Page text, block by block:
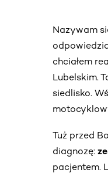
Nazywam
chciałem
Lubelskim.
siedlisko.
Tuż przed
diagnozę:
pacjentem.